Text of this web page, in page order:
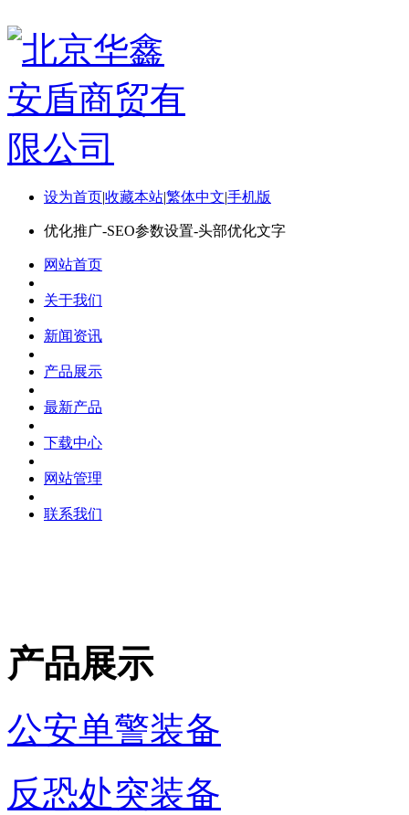
设为首页|收藏本站|繁体中文|手机版
优化推广-SEO参数设置-头部优化文字
网站首页
关于我们
新闻资讯
产品展示
最新产品
下载中心
网站管理
联系我们
产品展示
公安单警装备
反恐处突装备